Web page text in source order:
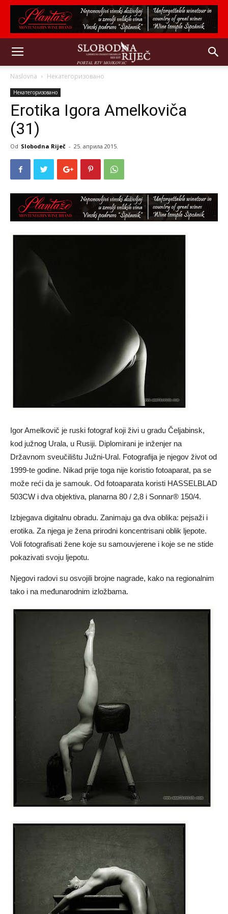
Naslovna Некатегоризовано
Некатегоризовано
Erotika Igora Amelkoviča
(31)
Od Slobodna Riječ - 25. априла 2015.
Igor Amelkovič je ruski fotograf koji živi u gradu Čeljabinsk,
kod južnog Urala, u Rusiji. Diplomirani je inženjer na
Državnom sveučilištu Južni-Ural. Fotografija je njegov život od
1999-te godine. Nikad prije toga nije koristio fotoaparat, pa se
može reći da je samouk. Od fotoaparata koristi HASSELBLAD
503CW i dva objektiva, planarna 80 / 2,8 i Sonnar® 150/4.
Izbjegava digitalnu obradu. Zanimaju ga dva oblika: pejsaži i
erotika. Za njega je žena prirodni koncentrisani oblik ljepote.
Voli fotografisati žene koje su samouvjerene i koje se ne stide
pokazivati svoju ljepotu.
Njegovi radovi su osvojili brojne nagrade, kako na regionalnim
tako i na međunarodnim izložbama.